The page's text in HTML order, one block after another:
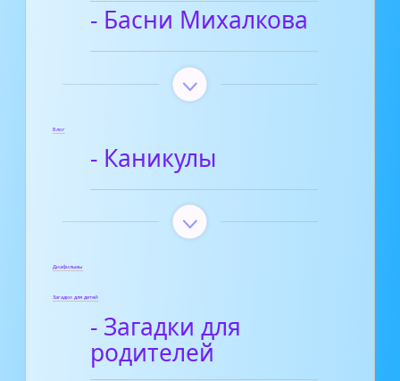
- Басни Михалкова
Блог
- Каникулы
Диафильмы
Загадки для детей
- Загадки для
родителей